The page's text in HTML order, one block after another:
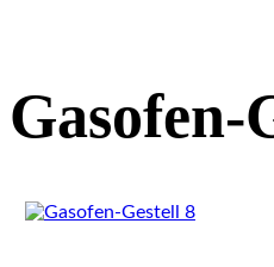
Gasofen-